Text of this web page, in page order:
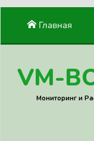
Главная
VM-
Мониторинг и